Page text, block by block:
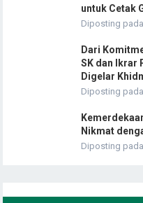
untuk Cetak
Diposting
Dari
SK dan Ikrar
Digelar
Diposting
Nikmat
Diposting